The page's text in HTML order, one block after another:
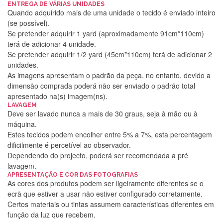
ENTREGA DE VÁRIAS UNIDADES
Quando adquirido mais de uma unidade o tecido é enviado inteiro
(se possível).
Se pretender adquirir 1 yard (aproximadamente 91cm*110cm)
terá de adicionar 4 unidade.
Se pretender adquirir 1/2 yard (45cm*110cm) terá de adicionar 2
unidades.
As imagens apresentam o padrão da peça, no entanto, devido a
dimensão comprada poderá não ser enviado o padrão total
apresentado na(s) imagem(ns).
LAVAGEM
Deve ser lavado nunca a mais de 30 graus, seja à mão ou à
máquina.
Estes tecidos podem encolher entre 5% a 7%, esta percentagem
dificilmente é percetível ao observador.
Dependendo do projecto, poderá ser recomendada a pré
lavagem.
APRESENTAÇÃO E COR DAS FOTOGRAFIAS
As cores dos produtos podem ser ligeiramente diferentes se o
ecrã que estiver a usar não estiver configurado corretamente.
Certos materiais ou tintas assumem características diferentes em
função da luz que recebem.
Silvia Lopes
Encomenda direitinha. Rapidez e segurança. Volto a
encomendar.